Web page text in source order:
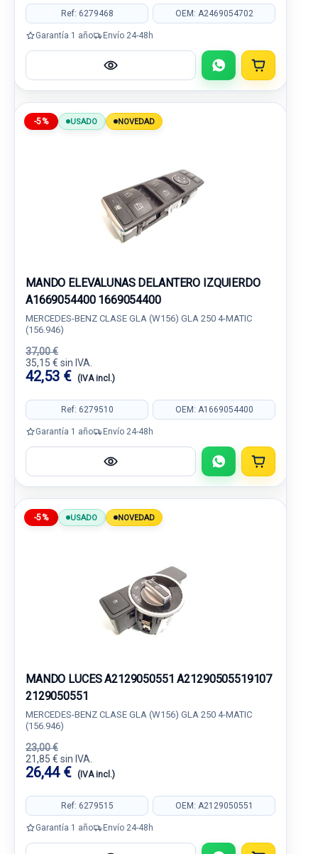
Ref: 6279468 OEM: A2469054702
Garantía 1 año Envío 24-48h
-5% USADO NOVEDAD
MANDO ELEVALUNAS DELANTERO IZQUIERDO
A1669054400 1669054400
MERCEDES-BENZ CLASE GLA (W156) GLA 250 4-MATIC
(156.946)
37,00 €
35,15 € sin IVA.
42,53 € (IVA incl.)
Ref: 6279510 OEM: A1669054400
Garantía 1 año Envío 24-48h
-5% USADO NOVEDAD
MANDO LUCES A2129050551 A21290505519107
2129050551
MERCEDES-BENZ CLASE GLA (W156) GLA 250 4-MATIC
(156.946)
23,00 €
21,85 € sin IVA.
26,44 € (IVA incl.)
Ref: 6279515 OEM: A2129050551
Garantía 1 año Envío 24-48h